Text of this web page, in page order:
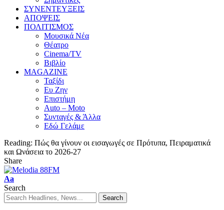
ΣΥΝΕΝΤΕΥΞΕΙΣ
ΑΠΟΨΕΙΣ
ΠΟΛΙΤΙΣΜΟΣ
Μουσικά Νέα
Θέατρο
Cinema/TV
Βιβλίο
MAGAZINE
Ταξίδι
Ευ Ζην
Επιστήμη
Auto – Moto
Συνταγές & Άλλα
Εδώ Γελάμε
Reading: Πώς θα γίνουν οι εισαγωγές σε Πρότυπα, Πειραματικά
και Ωνάσεια το 2026-27
Share
Aa
Search